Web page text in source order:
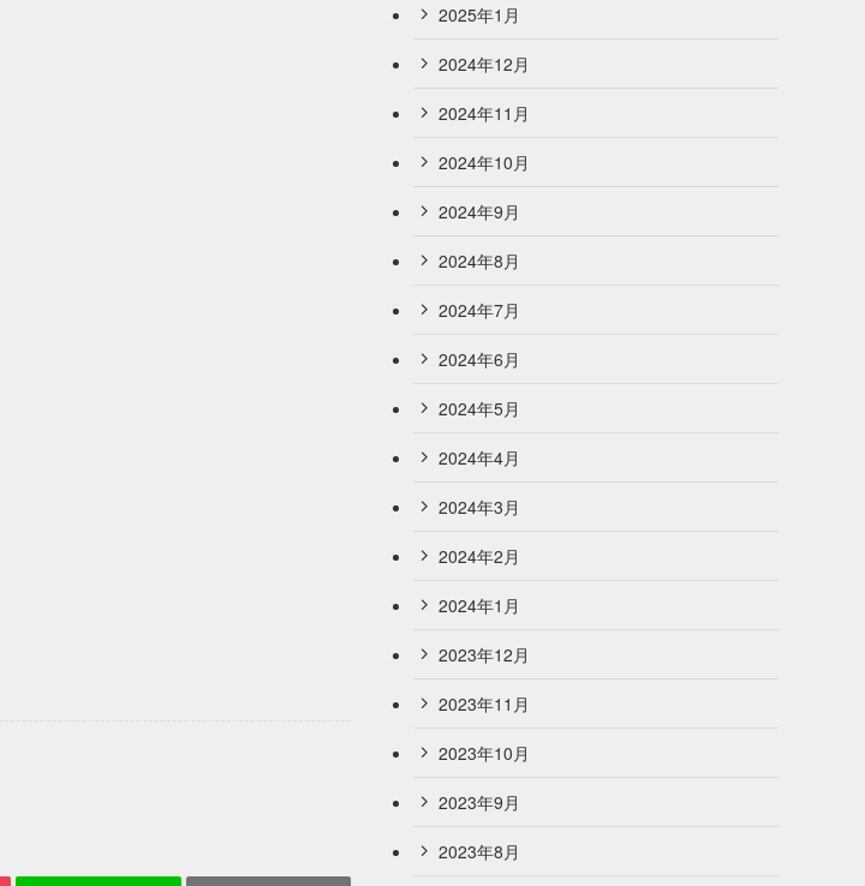
2025年1月
2024年12月
2024年11月
2024年10月
2024年9月
2024年8月
2024年7月
2024年6月
2024年5月
2024年4月
2024年3月
2024年2月
2024年1月
2023年12月
2023年11月
2023年10月
2023年9月
2023年8月